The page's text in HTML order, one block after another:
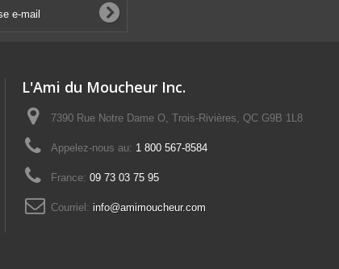
L'Ami du Moucheur Inc.
7390 Rue Notre Dame O, Trois-Rivières, QC G9B 1L8
Appelez-nous au: 1 800 567-8584
France: 09 73 03 75 95
Courriel: info@amimoucheur.com